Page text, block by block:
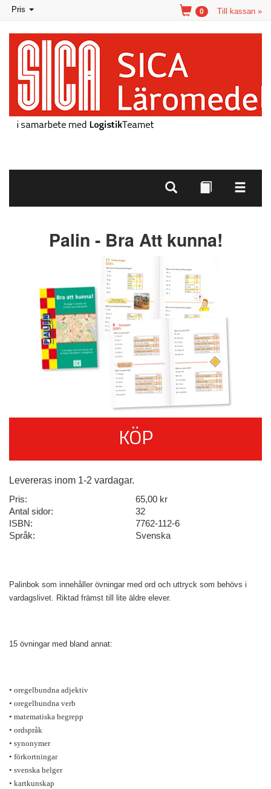
Toggle
navigation
Pris Till kassan »
0
Palin - Bra Att kunna!
KÖP
Levereras inom 1-2 vardagar.
Pris:
65,00 kr
Antal sidor:
32
ISBN:
7762-112-6
Språk:
Svenska
Palinbok som innehåller övningar med ord och uttryck som behövs i
vardagslivet. Riktad främst till lite äldre elever.
15 övningar med bland annat:
• oregelbundna adjektiv
• oregelbundna verb
• matematiska begrepp
• ordspråk
• synonymer
• förkortningar
• svenska helger
• kartkunskap